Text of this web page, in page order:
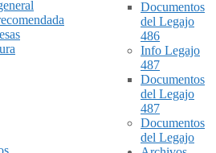
Documentos
del Legajo
486
Info Legajo
487
Documentos
del Legajo
487
Documentos
del Legajo